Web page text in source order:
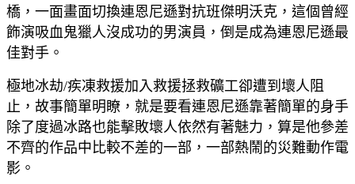
橋，一面畫面切換連恩尼遜對抗班傑明沃克，這個曾經
飾演吸血鬼獵人沒成功的男演員，倒是成為連恩尼遜最
佳對手。
極地冰劫/疾凍救援加入救援拯救礦工卻遭到壞人阻
止，故事簡單明瞭，就是要看連恩尼遜靠著簡單的身手
除了度過冰路也能擊敗壞人依然有著魅力，算是他參差
不齊的作品中比較不差的一部，一部熱鬧的災難動作電
影。